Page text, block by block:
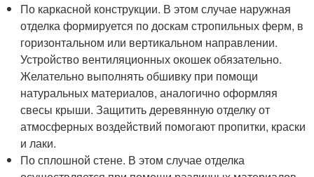
По каркасной конструкции. В этом случае наружная
отделка формируется по доскам стропильных ферм, в
горизонтальном или вертикальном направлении.
Устройство вентиляционных окошек обязательно.
Желательно выполнять обшивку при помощи
натуральных материалов, аналогично оформляя
свесы крыши. Защитить деревянную отделку от
атмосферных воздействий помогают пропитки, краски
и лаки.
По сплошной стене. В этом случае отделка